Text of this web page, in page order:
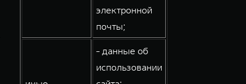
электронной
почты;
- данные об
использовании